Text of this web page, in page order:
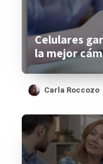
Celulares
la mejor
Carla Roccozo